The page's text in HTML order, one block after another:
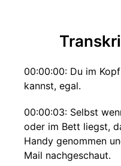
00:00:00: Du im
kannst, egal.
00:00:03: Selbst
oder im Bett liegst,
Handy genommen
Mail nachgeschaut.